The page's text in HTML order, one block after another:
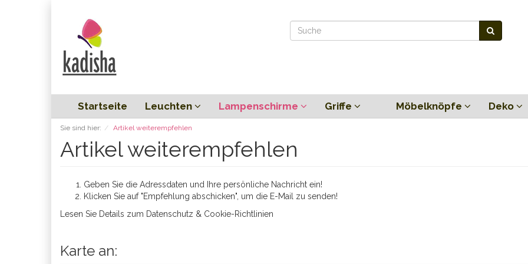
Startseite Leuchten Lampenschirme Griffe Möbelknöpfe Deko
Sie sind hier: Artikel weiterempfehlen
Artikel weiterempfehlen
Geben Sie die Adressdaten und Ihre persönliche Nachricht ein!
Klicken Sie auf "Empfehlung abschicken", um die E-Mail zu senden!
Lesen Sie Details zum Datenschutz & Cookie-Richtlinien
Karte an: